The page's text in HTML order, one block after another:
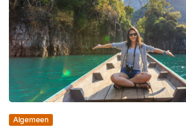
Algemeen